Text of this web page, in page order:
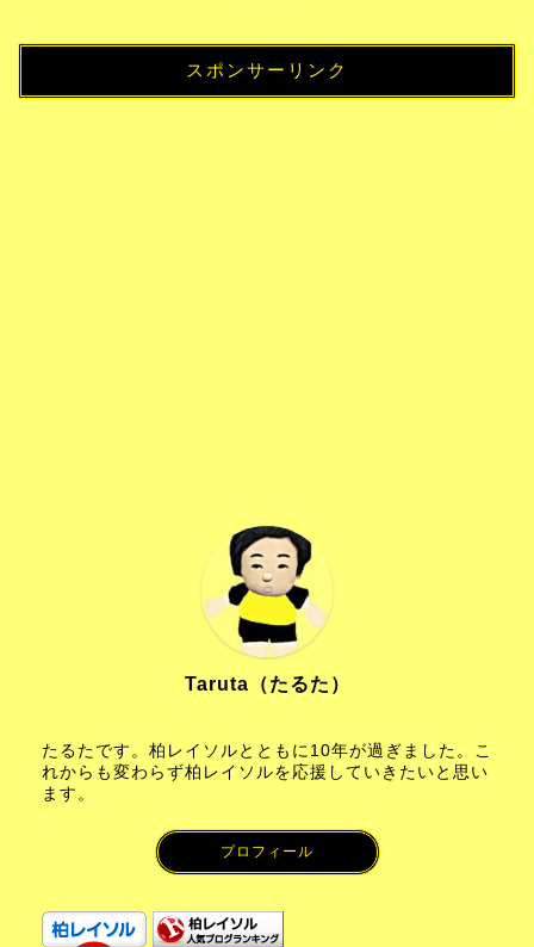
スポンサーリンク
Taruta（たるた）
たるたです。柏レイソルとともに10年が過ぎました。こ
れからも変わらず柏レイソルを応援していきたいと思い
ます。
プロフィール